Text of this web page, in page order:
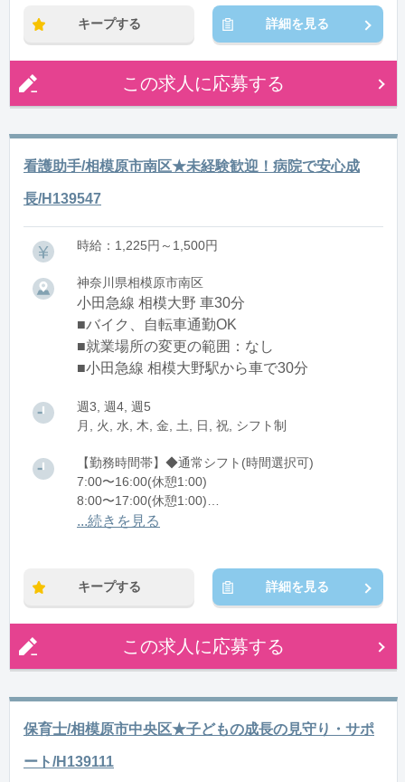
キープする
詳細を見る
この求人に応募する
看護助手/相模原市南区★未経験歓迎！病院で安心成
長/H139547
時給：1,225円～1,500円
神奈川県相模原市南区
小田急線 相模大野 車30分
■バイク、自転車通勤OK
■就業場所の変更の範囲：なし
■小田急線 相模大野駅から車で30分
週3, 週4, 週5
月, 火, 水, 木, 金, 土, 日, 祝, シフト制
【勤務時間帯】◆通常シフト(時間選択可)
7:00〜16:00(休憩1:00)
8:00〜17:00(休憩1:00)
12:00〜21:00(休憩1:00)
...続きを見る
キープする 詳細を見る
この求人に応募する
保育士/相模原市中央区★子どもの成長の見守り・サポ
ート/H139111